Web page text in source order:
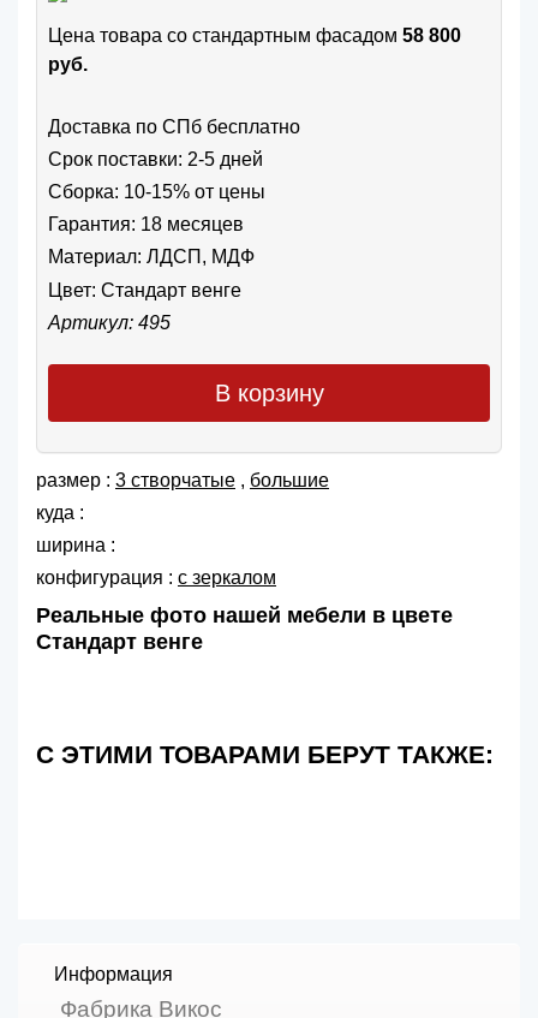
Цена товара cо стандартным фасадом 58 800
руб.
Доставка по СПб бесплатно
Срок поставки: 2-5 дней
Сборка: 10-15% от цены
Гарантия: 18 месяцев
Материал: ЛДСП, МДФ
Цвет: Стандарт венге
Артикул: 495
В корзину
размер : 3 створчатые , большие
куда :
ширина :
конфигурация : с зеркалом
Реальные фото нашей мебели в цвете
Стандарт венге
С ЭТИМИ ТОВАРАМИ БЕРУТ ТАКЖЕ:
Информация
Фабрика Викос